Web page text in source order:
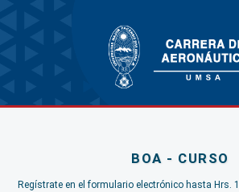
BOA - CURSO
Regístrate en el formulario electrónico hasta Hrs.